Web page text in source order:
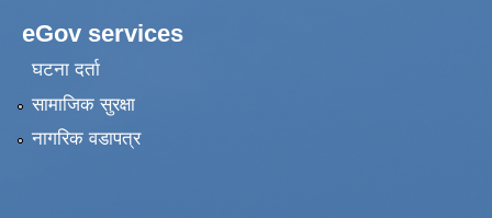
eGov services
घटना दर्ता
सामाजिक सुरक्षा
नागरिक वडापत्र